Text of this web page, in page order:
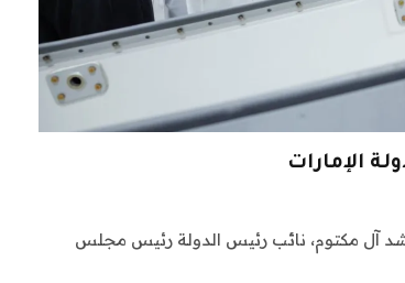
الإمارات
آل مكتوم، نائب رئيس الدولة رئيس مجلس